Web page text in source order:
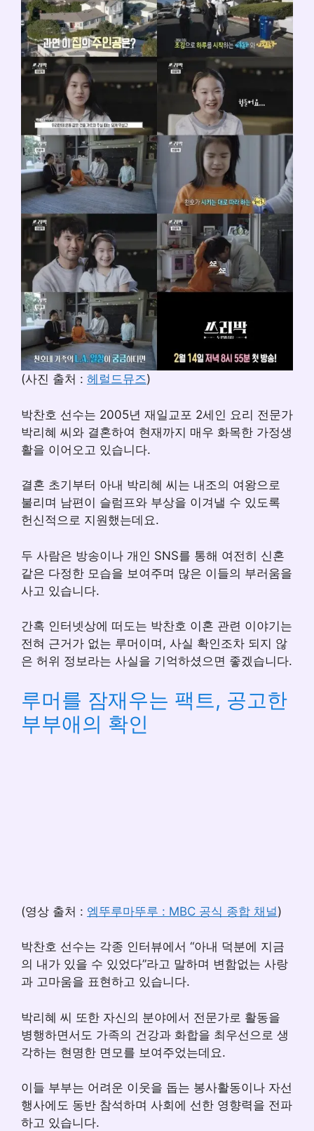
(사진 출처 : 헤럴드뮤즈)
박찬호 선수는 2005년 재일교포 2세인 요리 전문가
박리혜 씨와 결혼하여 현재까지 매우 화목한 가정생
활을 이어오고 있습니다.
결혼 초기부터 아내 박리혜 씨는 내조의 여왕으로
불리며 남편이 슬럼프와 부상을 이겨낼 수 있도록
헌신적으로 지원했는데요.
두 사람은 방송이나 개인 SNS를 통해 여전히 신혼
같은 다정한 모습을 보여주며 많은 이들의 부러움을
사고 있습니다.
간혹 인터넷상에 떠도는 박찬호 이혼 관련 이야기는
전혀 근거가 없는 루머이며, 사실 확인조차 되지 않
은 허위 정보라는 사실을 기억하셨으면 좋겠습니다.
루머를 잠재우는 팩트, 공고한
부부애의 확인
(영상 출처 : 엠뚜루마뚜루 : MBC 공식 종합 채널)
박찬호 선수는 각종 인터뷰에서 “아내 덕분에 지금
의 내가 있을 수 있었다”라고 말하며 변함없는 사랑
과 고마움을 표현하고 있습니다.
박리혜 씨 또한 자신의 분야에서 전문가로 활동을
병행하면서도 가족의 건강과 화합을 최우선으로 생
각하는 현명한 면모를 보여주었는데요.
이들 부부는 어려운 이웃을 돕는 봉사활동이나 자선
행사에도 동반 참석하며 사회에 선한 영향력을 전파
하고 있습니다.